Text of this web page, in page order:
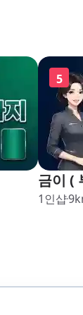
5
금이 (
1인샵9